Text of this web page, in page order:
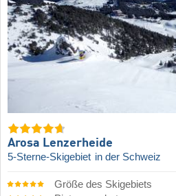
Arosa Lenzerheide
5-Sterne-Skigebiet in der Schweiz
Größe des Skigebiets